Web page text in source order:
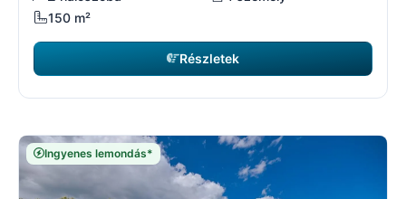
150 m²
Részletek
Ingyenes lemondás*